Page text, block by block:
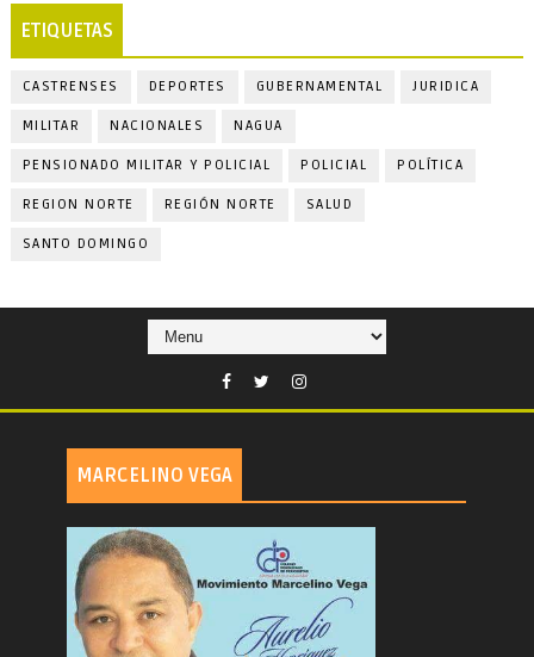
ETIQUETAS
CASTRENSES DEPORTES GUBERNAMENTAL JURIDICA
MILITAR NACIONALES NAGUA
PENSIONADO MILITAR Y POLICIAL POLICIAL POLÍTICA
REGION NORTE REGIÓN NORTE SALUD
SANTO DOMINGO
MARCELINO VEGA